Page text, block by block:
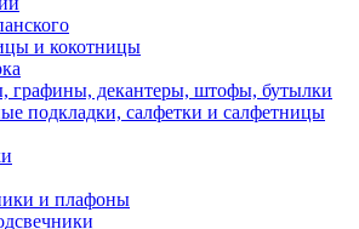
и кокотницы
графины, декантеры, штофы, бутылки
подкладки, салфетки и салфетницы
и плафоны